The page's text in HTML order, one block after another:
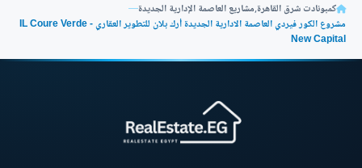
الجديد.
يعتبر الكور فيردي il cuore verde على بعد كيلومترات قليلة
عن قربه من مؤسسات عدة كبيرة منها أفرع البنوك المعروفة
والمستشفيات والمنشأت الحكومية الهامة.
كمبونادت شرق القاهرة,مشاريع العاصمة الإدارية الجديدة—
مشروع الكور فيردي العاصمة الادارية الجديدة أرك بلان للتطوير العقاري - IL Coure Verde
New Capital